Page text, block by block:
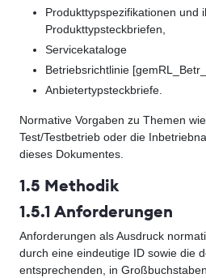
Produkttypspezifikationen und
Produkttypsteckbriefen,
Servicekataloge
Betriebsrichtlinie
Anbietertypsteckbriefe.
Normative Vorgaben zu Themen
Test/Testbetrieb oder die
dieses Dokumentes.
1.5 Methodik
1.5.1 Anforderungen
Anforderungen als Ausdruck
durch eine eindeutige ID sowie die
entsprechenden, in